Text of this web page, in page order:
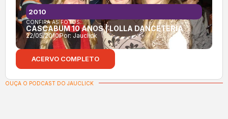
CONFIRA AS FOTOS:
CASCABUM 10 ANOS | LOLLA DANCETERIA
22/05/2010Por: Jauclick
2010
ACERVO COMPLETO
OUÇA O PODCAST DO JAUCLICK